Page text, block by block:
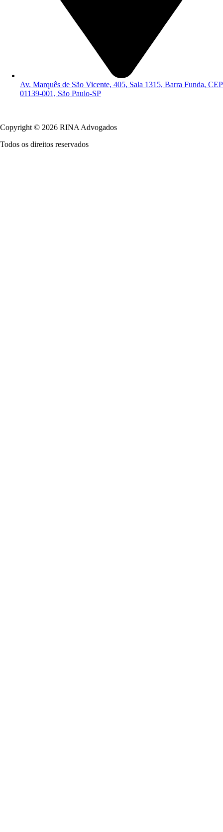
Av. Marquês de São Vicente, 405, Sala 1315, Barra Funda, CEP
01139-001, São Paulo-SP
Copyright © 2026 RINA Advogados
Todos os direitos reservados